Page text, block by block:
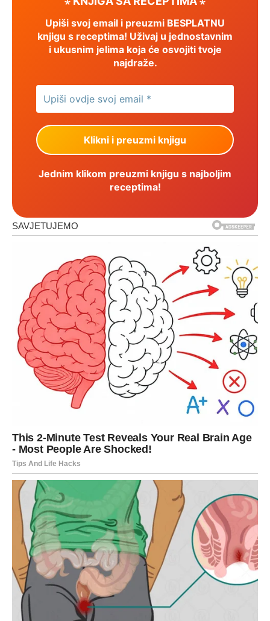
Upiši svoj email i preuzmi BESPLATNU
knjigu s receptima! Uživaj u jednostavnim
i ukusnim jelima koja će osvojiti tvoje
najdraže.
Jednim klikom preuzmi knjigu s najboljim
receptima!